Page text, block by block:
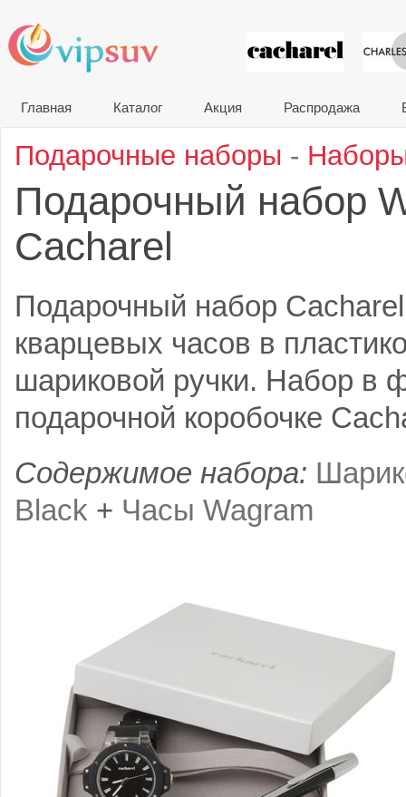
VIP
Главная Каталог Акция Распродажа
Подарочные наборы -
Подарочный набор
Cacharel
Подарочный набор
кварцевых часов в
шариковой ручки. Набор в
подарочной коробочке
Содержимое набора:
Black + Часы Wagram